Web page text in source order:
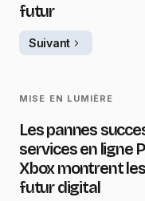
futur
Suivant
MISE EN LUMIÈRE
Les pannes
services en ligne
Xbox montrent
futur digital